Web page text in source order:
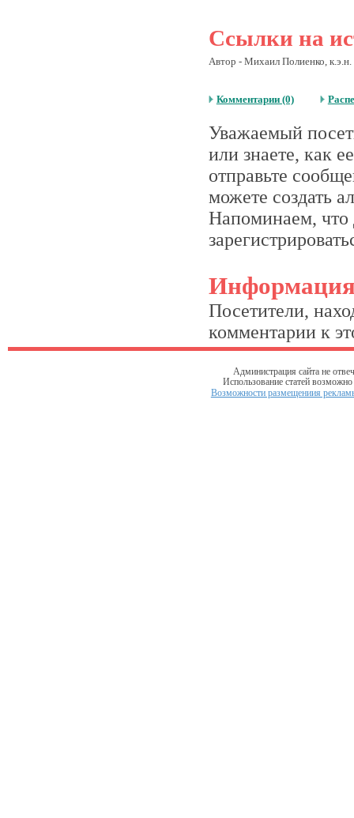
Ссылки на
Автор - Михаил Полиенко, к.э.н.
Комментарии (0)
Уважаемый
или знаете, как
отправьте
можете создать
Напоминаем, что
Посетители,
комментарии к
Администрация сайта не
Использование статей
Возможности размещениия